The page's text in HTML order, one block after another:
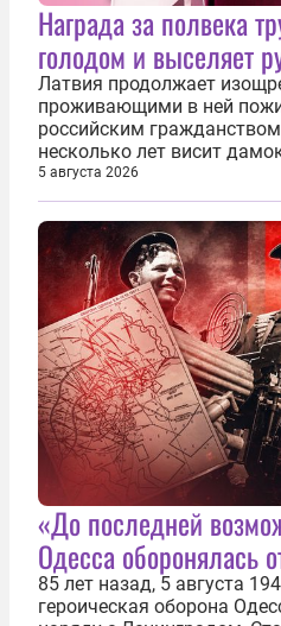
Награда за полвека
голодом и выселяет
Латвия продолжает
проживающими в ней
российским
несколько лет висит
насильственного
депортировали, а многие
дожидаясь изгнания из
людей, проваливших...
5 августа 2026
«До последней
Одесса оборонялась
85 лет назад, 5 августа
героическая оборона